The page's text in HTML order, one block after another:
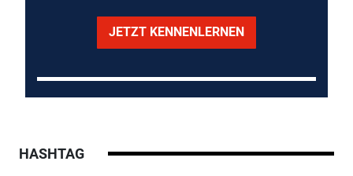
JETZT KENNENLERNEN
HASHTAG